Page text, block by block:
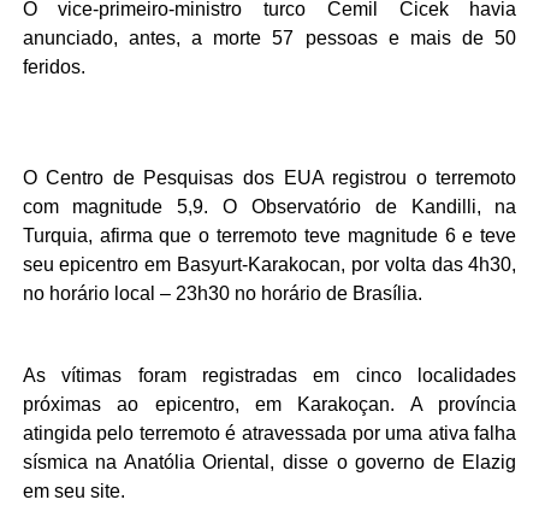
O vice-primeiro-ministro turco Cemil Cicek havia
anunciado, antes, a morte 57 pessoas e mais de 50
feridos.
O Centro de Pesquisas dos EUA registrou o terremoto
com magnitude 5,9. O Observatório de Kandilli, na
Turquia, afirma que o terremoto teve magnitude 6 e teve
seu epicentro em Basyurt-Karakocan, por volta das 4h30,
no horário local – 23h30 no horário de Brasília.
As vítimas foram registradas em cinco localidades
próximas ao epicentro, em Karakoçan. A província
atingida pelo terremoto é atravessada por uma ativa falha
sísmica na Anatólia Oriental, disse o governo de Elazig
em seu site.